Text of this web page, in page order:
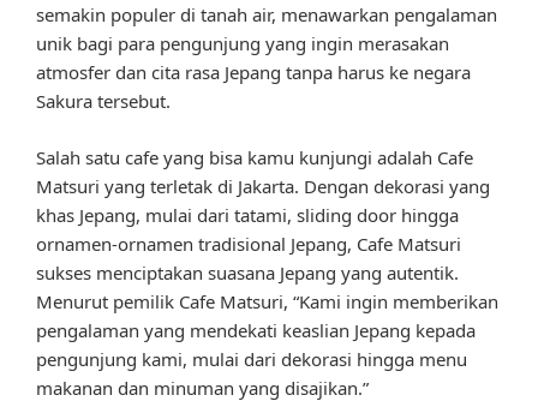
semakin populer di tanah air, menawarkan pengalaman
unik bagi para pengunjung yang ingin merasakan
atmosfer dan cita rasa Jepang tanpa harus ke negara
Sakura tersebut.
Salah satu cafe yang bisa kamu kunjungi adalah Cafe
Matsuri yang terletak di Jakarta. Dengan dekorasi yang
khas Jepang, mulai dari tatami, sliding door hingga
ornamen-ornamen tradisional Jepang, Cafe Matsuri
sukses menciptakan suasana Jepang yang autentik.
Menurut pemilik Cafe Matsuri, “Kami ingin memberikan
pengalaman yang mendekati keaslian Jepang kepada
pengunjung kami, mulai dari dekorasi hingga menu
makanan dan minuman yang disajikan.”